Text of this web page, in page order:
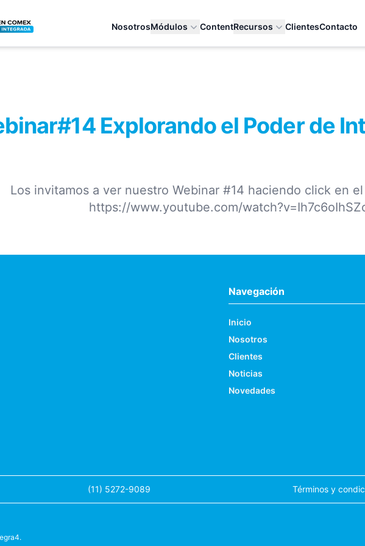
NosotrosMódulos ContentRecursos ClientesContacto
Explorando el Poder de
Los invitamos a ver nuestro Webinar #14 haciendo click en
https://www.youtube.com/
Navegación
Inicio
Nosotros
Clientes
Noticias
Novedades
(11) 5272-9089 Términos y